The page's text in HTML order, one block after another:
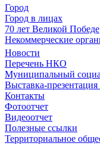
Город
Город в лицах
70 лет Великой Победе
Некоммерческие
Новости
Перечень НКО
Муниципальный
Выставка-
Контакты
Фотоотчет
Видеоотчет
Полезные ссылки
Территориальное